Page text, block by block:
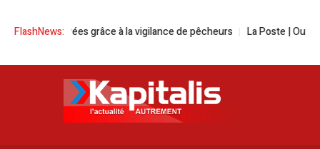
FlashNews:
sauvées grâce à la vigilance de pêcheurs La Poste | Ouverture en